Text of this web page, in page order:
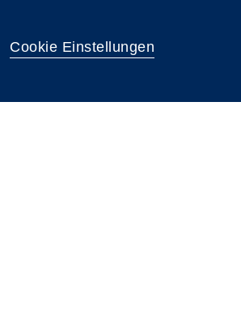
Cookie Einstellungen